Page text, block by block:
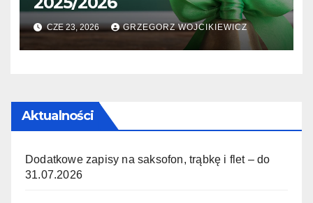
CZE 23, 2026 GRZEGORZ WOJCIKIEWICZ
Aktualności
Dodatkowe zapisy na saksofon, trąbkę i flet – do
31.07.2026